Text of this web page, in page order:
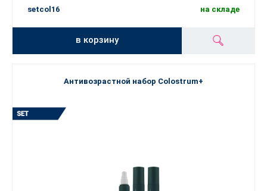
setcol16 на складе
в корзину
Антивозрастной набор Colostrum+